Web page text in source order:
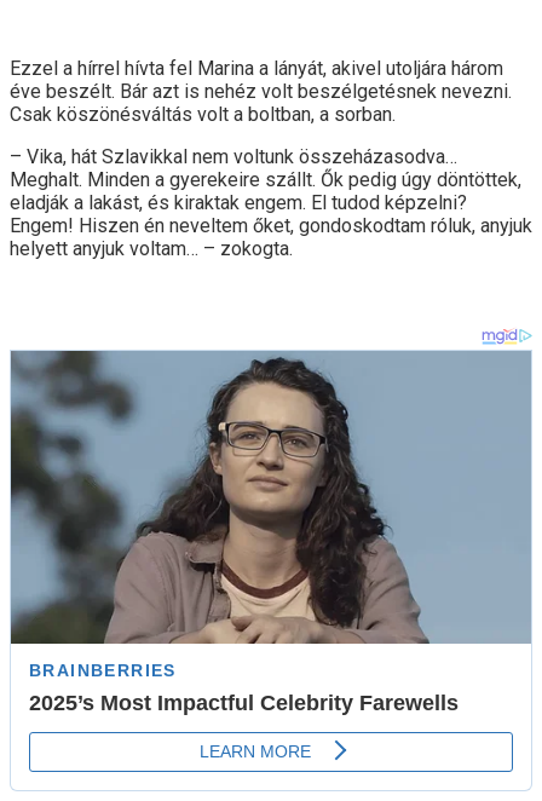
Ezzel a hírrel hívta fel Marina a lányát, akivel utoljára három
éve beszélt. Bár azt is nehéz volt beszélgetésnek nevezni.
Csak köszönésváltás volt a boltban, a sorban.
– Vika, hát Szlavikkal nem voltunk összeházasodva…
Meghalt. Minden a gyerekeire szállt. Ők pedig úgy döntöttek,
eladják a lakást, és kiraktak engem. El tudod képzelni?
Engem! Hiszen én neveltem őket, gondoskodtam róluk, anyjuk
helyett anyjuk voltam… – zokogta.